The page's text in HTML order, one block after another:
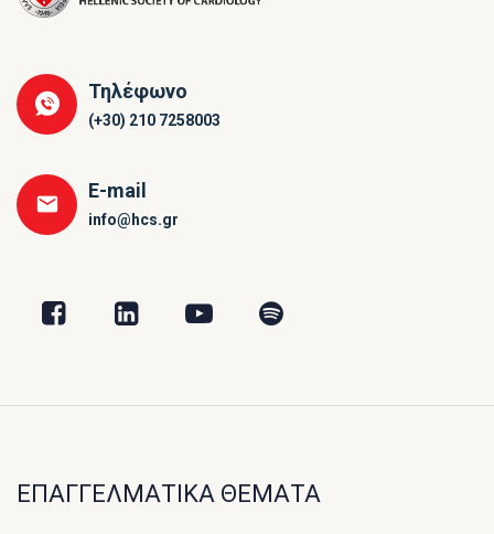
Τηλέφωνο
(+30) 210 7258003
E-mail
info@hcs.gr
ΕΠΑΓΓΕΛΜΑΤΙΚΑ ΘΕΜΑΤΑ